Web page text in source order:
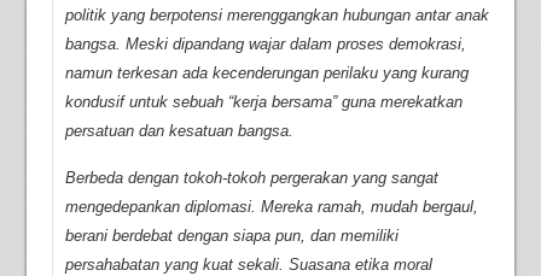
politik yang berpotensi merenggangkan hubungan antar anak
bangsa. Meski dipandang wajar dalam proses demokrasi,
namun terkesan ada kecenderungan perilaku yang kurang
kondusif untuk sebuah “kerja bersama” guna merekatkan
persatuan dan kesatuan bangsa.
Berbeda dengan tokoh-tokoh pergerakan yang sangat
mengedepankan diplomasi. Mereka ramah, mudah bergaul,
berani berdebat dengan siapa pun, dan memiliki
persahabatan yang kuat sekali. Suasana etika moral